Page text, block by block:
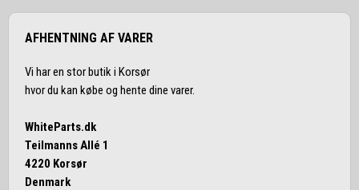
AFHENTNING AF VARER
Vi har en stor butik i Korsør
hvor du kan købe og hente dine varer.
WhiteParts.dk
Teilmanns Allé 1
4220 Korsør
Denmark